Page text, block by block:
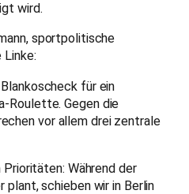
wird.
sportpolitische
Linke:
für ein
Roulette. Gegen die
vor allem drei zentrale
Während der
schieben wir in Berlin